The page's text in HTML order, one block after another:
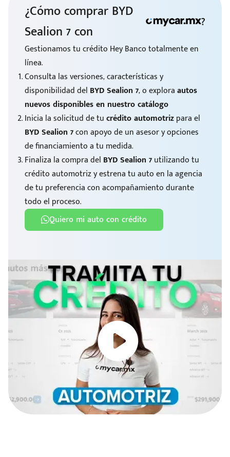
¿Cómo comprar BYD
Sealion 7 con
?
Gestionamos tu crédito Hey Banco totalmente en
línea.
Consulta las versiones, características y
disponibilidad del BYD Sealion 7, o exploraautos
nuevos disponibles en nuestro catálogo
Inicia la solicitud de tucrédito automotrizpara el
BYD Sealion 7con apoyo de un asesor y opciones
de financiamiento a tu medida.
Finaliza la compra del BYD Sealion 7utilizando tu
crédito automotriz y estrena tu auto en la agencia
de tu preferencia con acompañamiento durante
todo el proceso.
Quiero mi auto con crédito